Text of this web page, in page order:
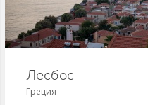
Лесбос
Греция